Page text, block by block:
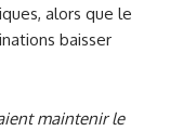
alors que le
baisser
maintenir le